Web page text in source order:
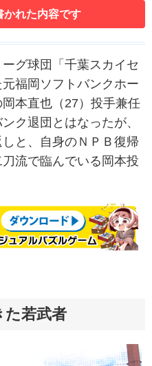
かれた内容です
グ球団「千葉スカイセ
福岡ソフトバンクホー
本直也（27）投手兼任
ク退団とはなったが、
と、自身のＮＰＢ復帰
流で臨んでいる岡本投
た若武者